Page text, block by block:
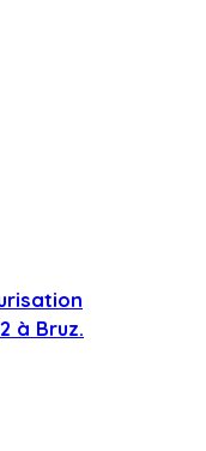
à Bruz.